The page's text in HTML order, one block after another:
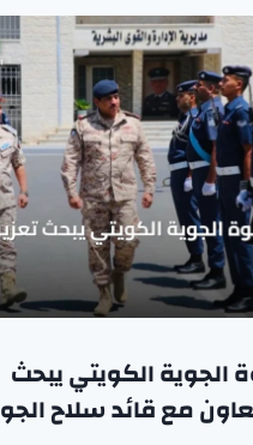
الجوية الكويتي يبحث
مع قائد سلاح الجو